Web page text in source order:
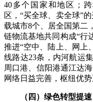
40多个国家和地区；
区，“买全球、卖全球”
载城市8个、居全国第二
链物流基地共同构成“行
推进“空中、陆上、网上
线路达23条，内河航运
周口港、信阳港通江达
网络日益完善，枢纽优
（四）绿色转型提